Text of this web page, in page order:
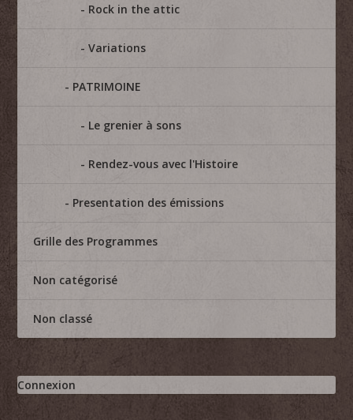
Rock in the attic
Variations
PATRIMOINE
Le grenier à sons
Rendez-vous avec l'Histoire
Presentation des émissions
Grille des Programmes
Non catégorisé
Non classé
Connexion